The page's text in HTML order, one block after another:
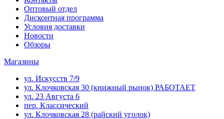
Оптовый отдел
Дисконтная программа
Условия доставки
Новости
Обзоры
Магазины
ул. Искусств 7/9
ул. Клочковская 30 (книжный рынок) РАБОТАЕТ
ул. 23 Августа 6
пер. Классический
ул. Клочковская 28 (райский уголок)